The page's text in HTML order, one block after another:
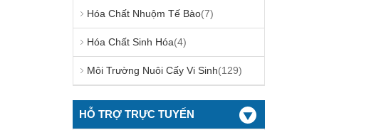
Hóa Chất Nhuộm Tế Bào(7)
Hóa Chất Sinh Hóa(4)
Môi Trường Nuôi Cấy Vi Sinh(129)
HỖ TRỢ TRỰC TUYẾN